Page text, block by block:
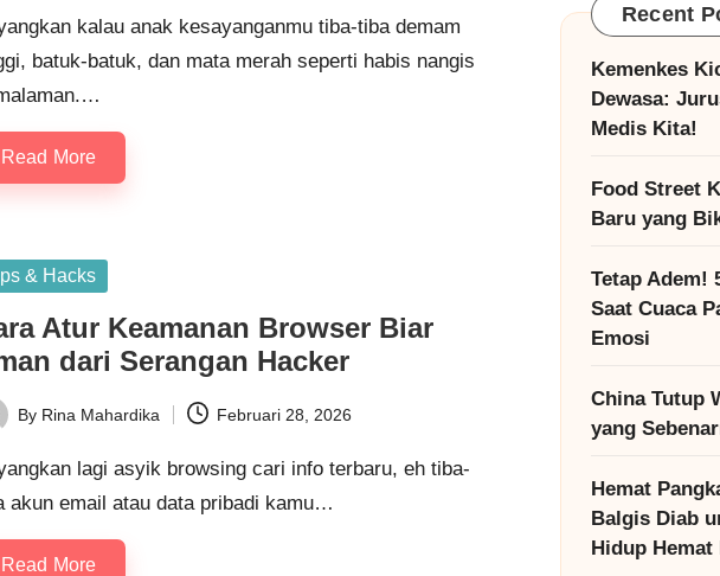
kalau anak kesayanganmu tiba-tiba demam
batuk-batuk, dan mata merah seperti habis nangis
Read More
& Hacks
Atur Keamanan Browser Biar
dari Serangan Hacker
By Rina Mahardika Februari 28, 2026
lagi asyik browsing cari info terbaru, eh tiba-
akun email atau data pribadi kamu…
Read More
Recent
Kemenkes
Dewasa:
Medis Kita!
Food Street
Baru yang
Tetap Adem!
Saat Cuaca
Emosi
China Tutup
yang
Hemat
Balgis Diab
Hidup Hemat